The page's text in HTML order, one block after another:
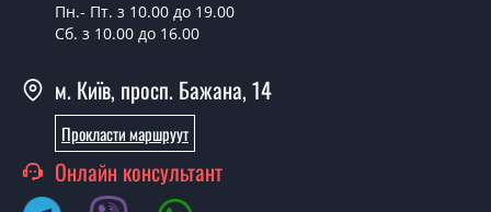
Так можна.
двері фаворит?
Так, ми маємо великий асортимент готових
міжкімнатних дверей ТМ Фаворит.
Ви робите нестандартні міжкімнатні
Пн.- Пт. з 10.00 до 19.00
Сб. з 10.00 до 16.00
м. Київ, просп. Бажана, 14
Прокласти маршруут
Онлайн консультант